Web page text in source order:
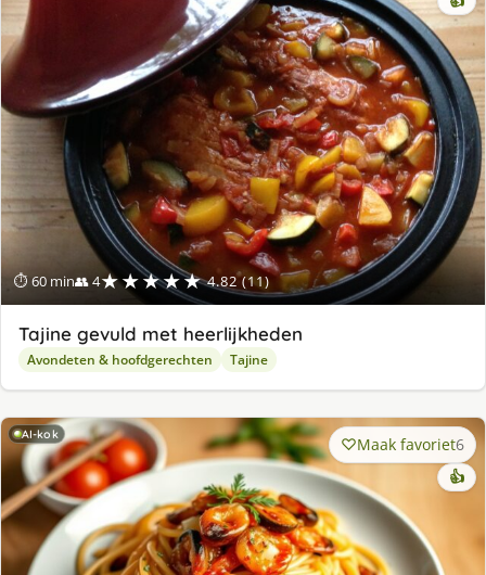
⏱ 60 min👥 4★★★★★ 4.82 (11)
Tajine gevuld met heerlijkheden
Avondeten & hoofdgerechten Tajine
AI-kok Maak favoriet6
👍